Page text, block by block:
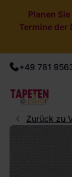
Planen
Termine der
+49 781
Zurück zu